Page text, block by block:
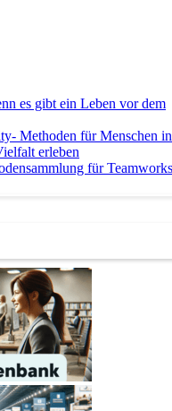
es gibt ein Leben vor dem
Methoden für Menschen in
erleben
für